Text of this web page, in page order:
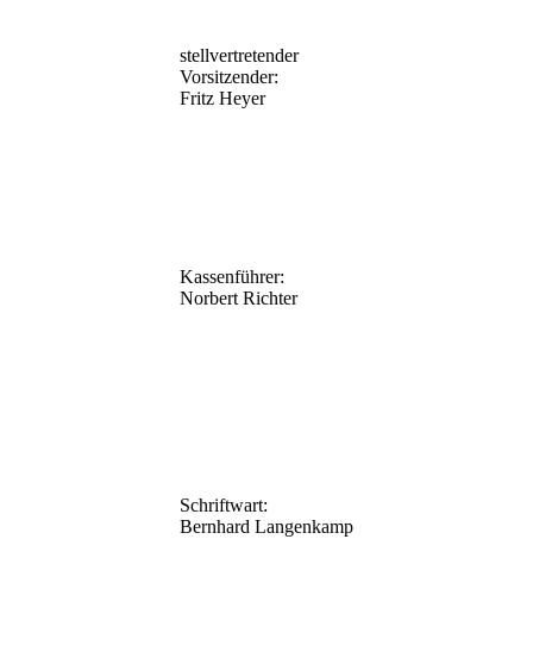
stellvertretender
Vorsitzender:
Fritz Heyer
Kassenführer:
Norbert Richter
Schriftwart:
Bernhard Langenkamp